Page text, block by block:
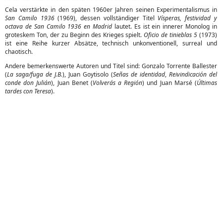
Cela verstärkte in den späten 1960er Jahren seinen Experimentalismus in
San Camilo 1936(1969), dessen vollständiger Titel Vísperas, festividad y
octava de San Camilo 1936 en Madrid lautet. Es ist ein innerer Monolog in
groteskem Ton, der zu Beginn des Krieges spielt.Oficio de tinieblas 5 (1973)
ist eine Reihe kurzer Absätze, technisch unkonventionell, surreal und
chaotisch.
Andere bemerkenswerte Autoren und Titel sind: Gonzalo Torrente Ballester
(La saga/fuga de J.B.), Juan Goytisolo (Señas de identidad, Reivindicación del
conde don Julián), Juan Benet (Volverás a Región) und Juan Marsé (Últimas
tardes con Teresa).